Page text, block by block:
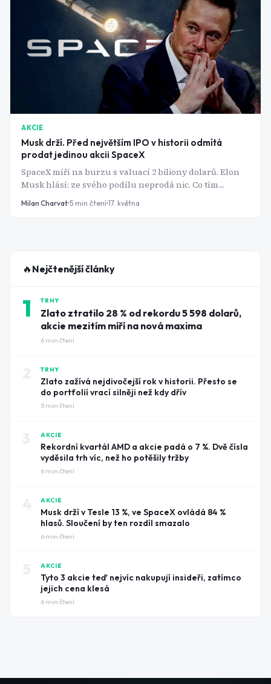
AKCIE
Musk drží. Před největším IPO v historii odmítá
prodat jedinou akcii SpaceX
SpaceX míří na burzu s valuací 2 biliony dolarů. Elon
Musk hlásí: ze svého podílu neprodá nic. Co tím
Milan Charvat 5 min čtení 17. května
🔥 Nejčtenější články
1 TRHY
Zlato ztratilo 28 % od rekordu 5 598 dolarů,
akcie mezitím míří na nová maxima
6 min čtení
TRHY
Zlato zažívá nejdivočejší rok v historii. Přesto se
do portfolií vrací silněji než kdy dřív
5 min čtení
AKCIE
Rekordní kvartál AMD a akcie padá o 7 %. Dvě čísla
vyděsila trh víc, než ho potěšily tržby
6 min čtení
AKCIE
Musk drží v Tesle 13 %, ve SpaceX ovládá 84 %
hlasů. Sloučení by ten rozdíl smazalo
6 min čtení
AKCIE
Tyto 3 akcie teď nejvíc nakupují insideři, zatímco
jejich cena klesá
6 min čtení